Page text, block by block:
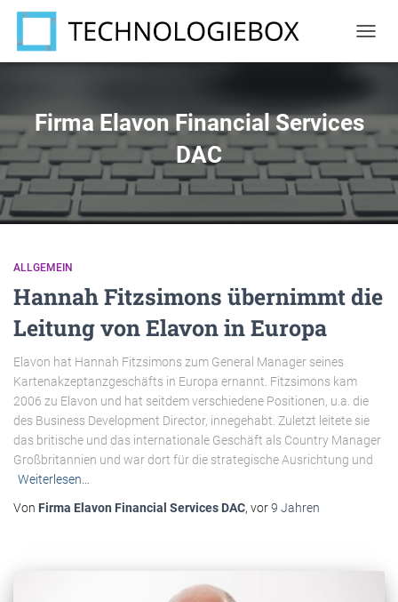
Firma Elavon Financial Services
DAC
ALLGEMEIN
Hannah Fitzsimons übernimmt die
Leitung von Elavon in Europa
Elavon hat Hannah Fitzsimons zum General Manager seines
Kartenakzeptanzgeschäfts in Europa ernannt. Fitzsimons kam
2006 zu Elavon und hat seitdem verschiedene Positionen, u.a. die
des Business Development Director, innegehabt. Zuletzt leitete sie
das britische und das internationale Geschäft als Country Manager
Großbritannien und war dort für die strategische Ausrichtung und
Weiterlesen…
Von Firma Elavon Financial Services DAC, vor9 Jahren